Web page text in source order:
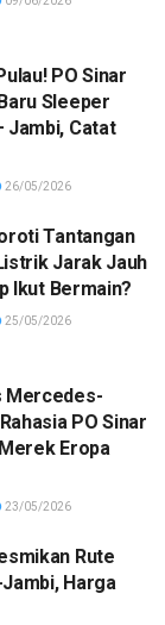
PO Sinar
Sleeper
Jambi, Catat
26/05/2026
Tantangan
Jarak Jauh
Ikut Bermain?
25/05/2026
Mercedes-
PO Sinar
Eropa
23/05/2026
Rute
Harga